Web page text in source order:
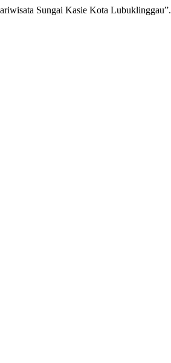
Sungai Kasie Kota Lubuklinggau”.